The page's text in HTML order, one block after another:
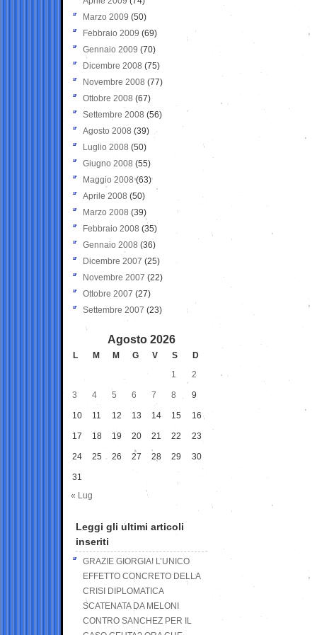
Marzo 2009 (50)
Febbraio 2009 (69)
Gennaio 2009 (70)
Dicembre 2008 (75)
Novembre 2008 (77)
Ottobre 2008 (67)
Settembre 2008 (56)
Agosto 2008 (39)
Luglio 2008 (50)
Giugno 2008 (55)
Maggio 2008(63)
Aprile 2008 (50)
Marzo 2008 (39)
Febbraio 2008 (35)
Gennaio 2008 (36)
Dicembre 2007 (25)
Novembre 2007 (22)
Ottobre 2007 (27)
Settembre 2007 (23)
Agosto 2026
L M M G V S
D
1
2
3 4 5 6 7 8 9
10 11 12 13 14 15 16
17 18 19 20 21 22 23
24 25 26 27 28 29 30
31
« Lug
Leggi gli ultimi articoli
inseriti
GRAZIE GIORGIA! L’UNICO
EFFETTO CONCRETO DELLA
CRISI DIPLOMATICA
SCATENATA DA MELONI
CONTRO SANCHEZ PER IL